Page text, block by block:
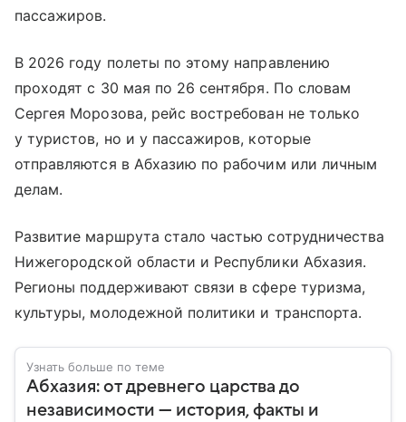
пассажиров.
В 2026 году полеты по этому направлению
проходят с 30 мая по 26 сентября. По словам
Сергея Морозова, рейс востребован не только
у туристов, но и у пассажиров, которые
отправляются в Абхазию по рабочим или личным
делам.
Развитие маршрута стало частью сотрудничества
Нижегородской области и Республики Абхазия.
Регионы поддерживают связи в сфере туризма,
культуры, молодежной политики и транспорта.
Узнать больше по теме
Абхазия: от древнего царства до
независимости — история, факты и